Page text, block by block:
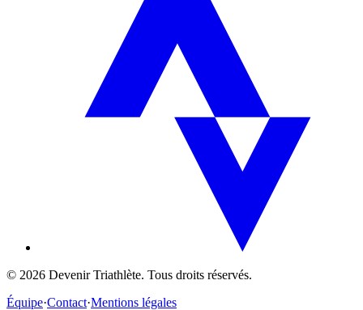
© 2026 Devenir Triathlète. Tous droits réservés.
Équipe·Contact·Mentions légales